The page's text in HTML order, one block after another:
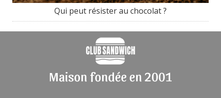
Qui peut résister au chocolat ?
Maison fondée en 2001